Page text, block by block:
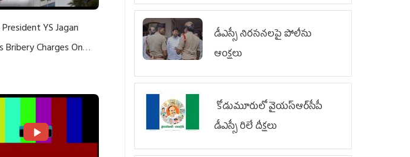
President YS Jagan
Bribery Charges On
డీఎస్సీ నిరసనలపై పోలీసు
ఆంక్షలు
కోడుమూరులో వైయ‌స్ఆర్‌సీపీ
డీఎస్సీ రిలే దీక్షలు